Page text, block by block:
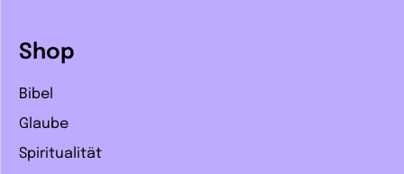
Shop
Bibel
Glaube
Spiritualität